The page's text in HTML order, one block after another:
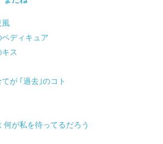
またね
てが ｢過去｣のコト
何が私を待ってるだろう